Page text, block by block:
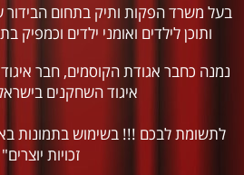
בעל משרד הפקות ותיק בתחום הבידור
ותוכן לילדים ואומני ילדים וכמפיק
נמנה כחבר אגודת הקוסמים, חבר
איגוד השחקנים
לתשומת לבכם !!! בשימוש בתמונות
זכויות יוצרים"